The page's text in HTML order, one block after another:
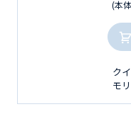
(本
ク
モ